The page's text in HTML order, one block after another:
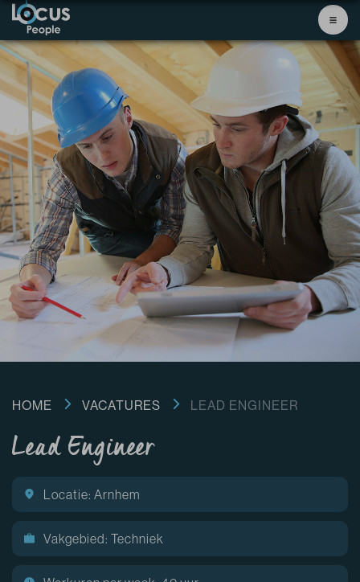
HOME VACATURES LEAD ENGINEER
Lead Engineer
Locatie: Arnhem
Vakgebied: Techniek